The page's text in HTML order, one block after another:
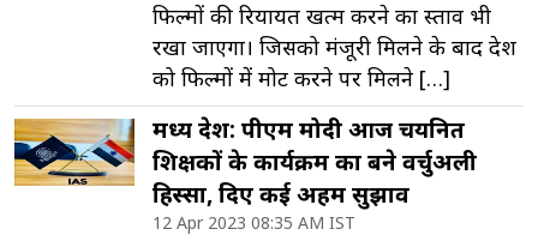
फिल्मों की रियायत खत्म करने का प्रस्ताव भी
रखा जाएगा। जिसको मंजूरी मिलने के बाद प्रदेश
को फिल्मों में प्रमोट करने पर मिलने […]
मध्य प्रदेश: पीएम मोदी आज चयनित
शिक्षकों के कार्यक्रम का बने वर्चुअली
हिस्सा, दिए कई अहम सुझाव
12 Apr 2023 08:35 AM IST